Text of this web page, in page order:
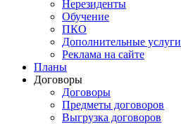
Нерезиденты
Обучение
ПКО
Дополнительные услуги
Реклама на сайте
Планы
Договоры
Договоры
Предметы договоров
Выгрузка договоров